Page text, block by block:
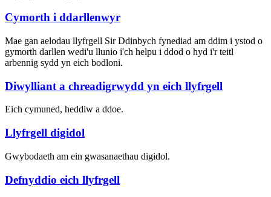
Cymorth i ddarllenwyr
Mae gan aelodau llyfrgell Sir Ddinbych fynediad am ddim i ystod o
gymorth darllen wedi'u llunio i'ch helpu i ddod o hyd i'r teitl
arbennig sydd yn eich bodloni.
Diwylliant a chreadigrwydd yn eich llyfrgell
Eich cymuned, heddiw a ddoe.
Llyfrgell digidol
Gwybodaeth am ein gwasanaethau digidol.
Defnyddio eich llyfrgell